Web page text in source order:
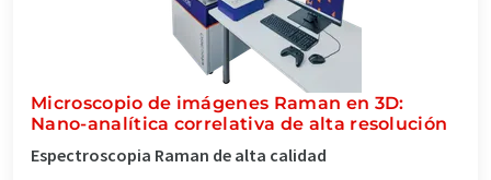
Microscopio de imágenes Raman en 3D:
Nano-analítica correlativa de alta resolución
Espectroscopia Raman de alta calidad